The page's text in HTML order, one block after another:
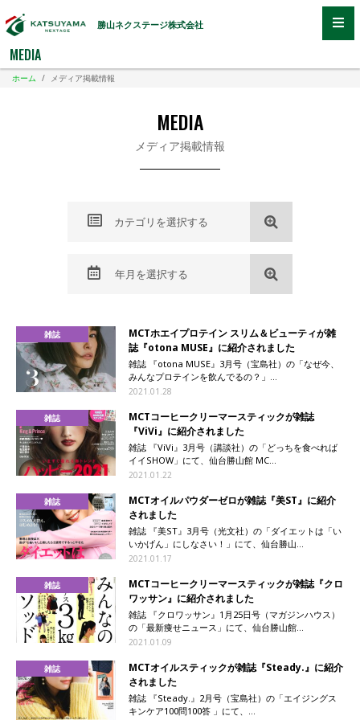
勝山ネクステージ株式会社
MEDIA
ホーム / メディア掲載情報
MEDIA
メディア掲載情報
カテゴリを選択する
年月を選択する
雑誌
MCTホエイプロテイン スリム＆ビューティが雑
誌『otona MUSE』に紹介されました
雑誌 『otona MUSE』3月号（宝島社）の「なぜ今、
みんなプロテインを飲んでるの？」...
2021.01.28
雑誌
MCTコーヒークリーマースティックが雑誌
『ViVi』に紹介されました
雑誌 『ViVi』3月号（講談社）の「どっちを食べれば
イイSHOW」にて、仙台勝山館 MC...
2021.01.22
雑誌
MCTオイルパウダーゼロが雑誌『美ST』に紹介
されました
雑誌 『美ST』3月号（光文社）の「ダイエットは「い
いかげん」にしなさい！」にて、仙台勝山...
2021.01.17
雑誌
MCTコーヒークリーマースティックが雑誌『クロ
ワッサン』に紹介されました
雑誌 『クロワッサン』1月25日号（マガジンハウス）
の「最新痩せニュース」にて、仙台勝山館...
2021.01.09
雑誌
MCTオイルスティックが雑誌『Steady.』に紹介
されました
雑誌 『Steady.』2月号（宝島社）の「エイジングス
キンケア100問100答 」にて、...